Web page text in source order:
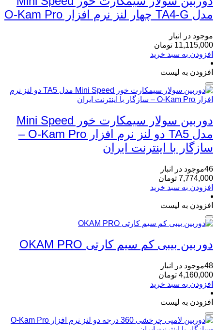
مدل TA4-G چهار لنز نرم افزار O-Kam Pro
موجود در انبار
11,115,000 تومان
افزودن به سبد خرید
افزودن به لیست
دوربین سولار سیمکارت خور Mini Speed
مدل TA5 دو لنز نرم افزار O-Kam Pro –
سازگار با اینترنت ایران
46موجود در انبار
7,774,000 تومان
افزودن به سبد خرید
افزودن به لیست
دوربین بیبی کم سیم کارتی OKAM PRO
48موجود در انبار
4,160,000 تومان
افزودن به سبد خرید
افزودن به لیست